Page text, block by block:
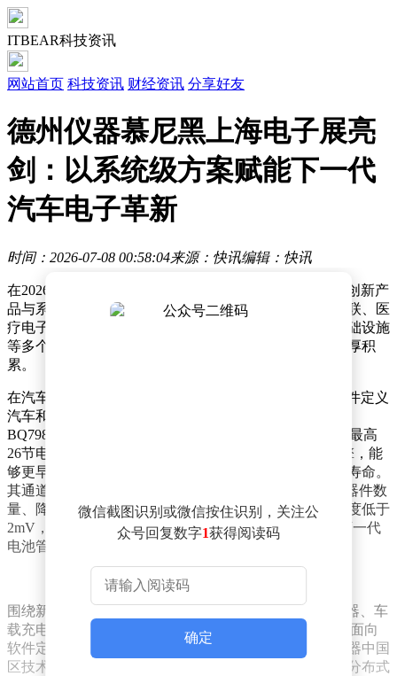
ITBEAR科技资讯
网站首页 科技资讯 财经资讯 分享好友
德州仪器慕尼黑上海电子展亮
剑：以系统级方案赋能下一代
汽车电子革新
时间：2026-07-08 00:58:04来源：快讯编辑：快讯
在2026慕尼黑上海电子展上，德州仪器（TI）以一系列创新产
品与系统级解决方案成为焦点，覆盖电动汽车、智能互联、医
疗电子、工业自动化、人形机器人、数据中心及能源基础设施
等多个领域，展示了其在模拟与嵌入式处理技术上的深厚积
累。
在汽车与智能出行领域，TI重点展示了面向电动化、软件定义
汽车和电池安全的多项突破性方案。其中，最新发布的
BQ79826Z-Q1电池监测器尤为引人注目。这款产品支持最高
26节电芯串联监测，集成电化学阻抗谱（EIS）运算引擎，能
够更早识别电芯内部异常，提升电池安全性并延长使用寿命。
其通道数相比上一代18串方案提升44%，有助于减少元器件数
量、降低系统复杂度和成本。同时，该系统电压测量精度低于
2mV，符合ISO 26262相关要求，为构建更安全可靠的下一代
电池管理系统（BMS）提供了有力支持。
围绕新能源汽车核心系统，TI还展示了300kW牵引逆变器、车
载充电器与DC-DC转换方案、机电制动参考设计，以及面向
软件定义汽车的高速通信和区域架构相关技术。德州仪器中国
区技术支持总监赵向源指出，随着整车电子电气架构从分布式
微信截图识别或微信按住识别，关注公
众号回复数字1获得阅读码
确定